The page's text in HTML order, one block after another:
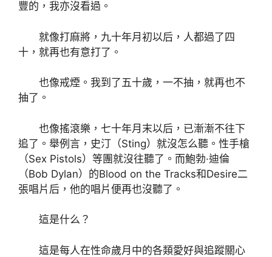
豐的，我亦沒看過。
就像打麻將，九十年月初以后，人都過了四
十，就再也有意打了。
也像戒煙。我到了五十歲，一不抽，就再也不
抽了。
也像搖滾樂，七十年月末以后，已漸漸不往下
追了。舉例言，史汀（Sting）就沒怎么聽。性手槍
（Sex Pistols）等團就沒往聽了。而鮑勃·迪倫
（Bob Dylan）的Blood on the Tracks和Desire二
張唱片后，他的唱片便再也沒聽了。
這是什么？
這是每人在性命歲月中的各類愛好與追蹤關心